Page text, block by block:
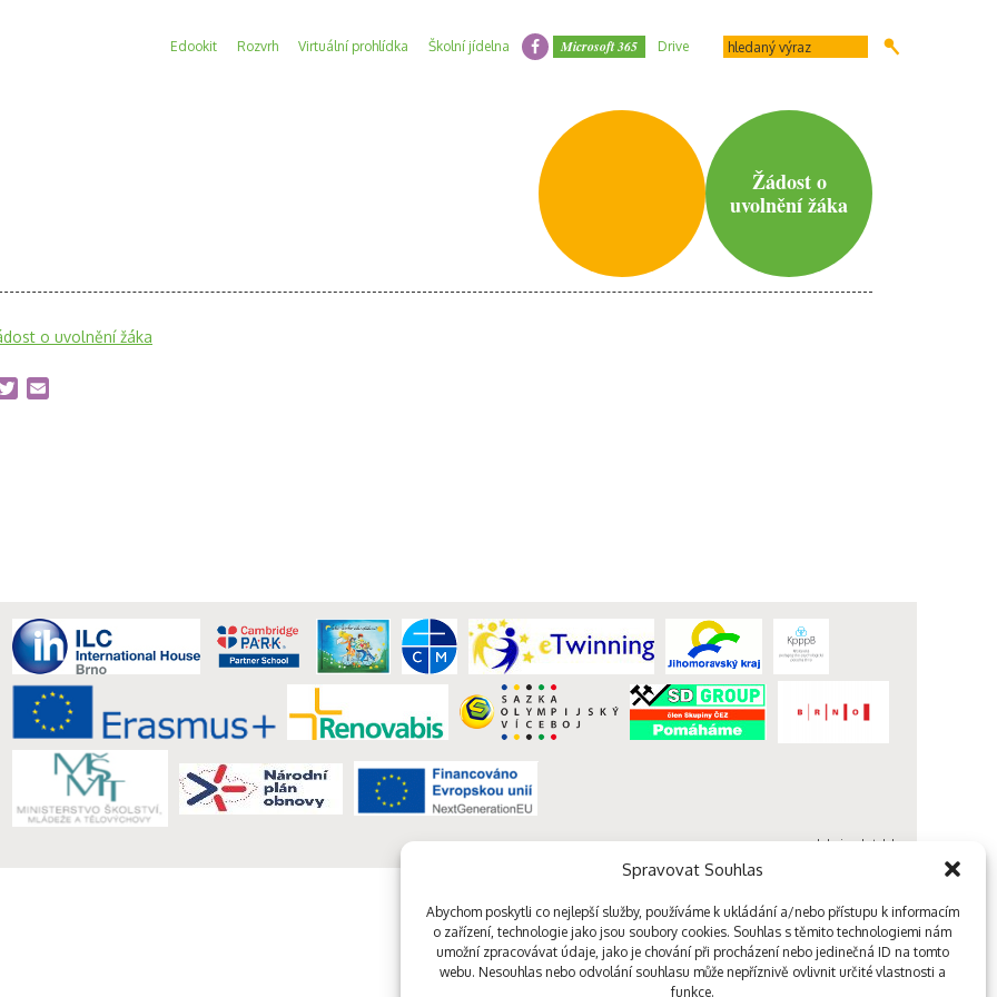
Spravovat Souhlas
Abychom poskytli co nejlepší služby, používáme k ukládání a/nebo přístupu k informacím
o zařízení, technologie jako jsou soubory cookies. Souhlas s těmito technologiemi nám
umožní zpracovávat údaje, jako je chování při procházení nebo jedinečná ID na tomto
webu. Nesouhlas nebo odvolání souhlasu může nepříznivě ovlivnit určité vlastnosti a
funkce.
Edookit Rozvrh Virtuální prohlídka Školní jídelna Microsoft 365 Drive
Žádost o
uvolnění žáka
o uvolnění žáka
Twitter
webdesign kutululu